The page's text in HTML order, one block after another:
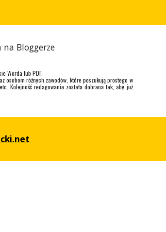
Bloggerze
Worda lub PDF.
różnych zawodów, które poszukują prostego w
Kolejność redagowania została dobrana tak, aby już